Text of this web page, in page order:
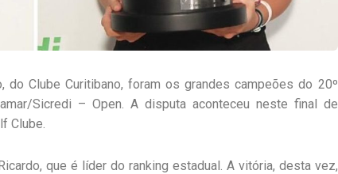
Clube Curitibano, foram os grandes campeões do 20º
Sicredi – Open. A disputa aconteceu neste final de
Clube.
que é líder do ranking estadual. A vitória, desta vez,